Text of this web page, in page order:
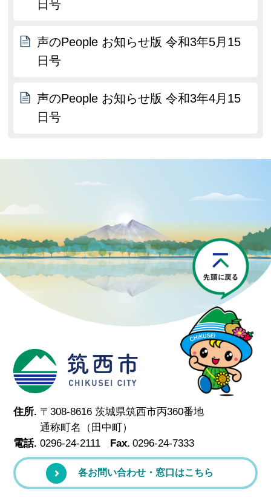
日号
声のPeople お知らせ版 令和3年5月15
日号
声のPeople お知らせ版 令和3年4月15
日号
筑西市
住所. 〒308-8616 茨城県筑西市丙360番地
通称町名（田中町）
電話. 0296-24-2111 Fax. 0296-24-7333
各お問い合わせ・窓口はこちら